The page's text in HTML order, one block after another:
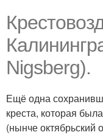
Nigsberg).
Ещё одна
креста, которая
(нынче октябрьский